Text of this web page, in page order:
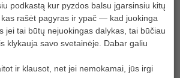
podkastą kur pyzdos balsu įgarsinsiu kitų
kas rašėt pagyras ir ypač — kad juokinga
jei tai būtų nejuokingas dalykas, tai būčiau
klykauja savo svetainėje. Dabar galiu
ir klausot, net jei nemokamai, jūs irgi